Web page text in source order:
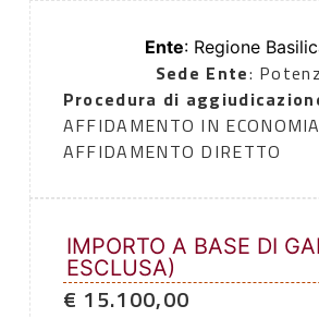
Ente: Regione
Sede Ente:
Procedura di
AFFIDAMENTO IN
AFFIDAMENTO DIRETTO
IMPORTO A BASE DI
ESCLUSA)
€ 15.100,00